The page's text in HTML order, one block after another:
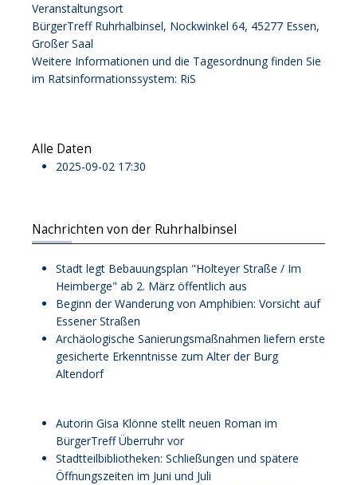
Veranstaltungsort
BürgerTreff Ruhrhalbinsel, Nockwinkel 64, 45277 Essen,
Großer Saal
Weitere Informationen und die Tagesordnung finden Sie
im Ratsinformationssystem: RiS
Alle Daten
2025-09-02 17:30
Nachrichten von der Ruhrhalbinsel
Stadt legt Bebauungsplan "Holteyer Straße / Im
Heimberge" ab 2. März öffentlich aus
Beginn der Wanderung von Amphibien: Vorsicht auf
Essener Straßen
Archäologische Sanierungsmaßnahmen liefern erste
gesicherte Erkenntnisse zum Alter der Burg
Altendorf
Autorin Gisa Klönne stellt neuen Roman im
BürgerTreff Überruhr vor
Stadtteilbibliotheken: Schließungen und spätere
Öffnungszeiten im Juni und Juli